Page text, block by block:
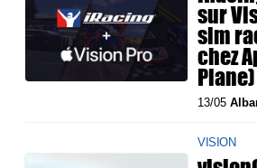
sur
sim
chez
Plane)
13/05
VISION